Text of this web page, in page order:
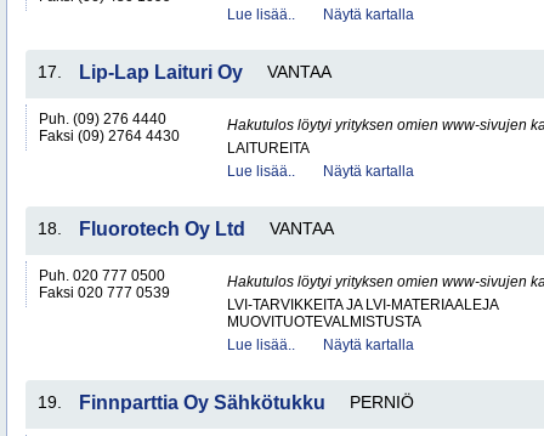
Lue lisää..
Näytä kartalla
17. Lip-Lap Laituri Oy VANTAA
Puh. (09) 276 4440
Faksi (09) 2764 4430
Hakutulos löytyi yrityksen omien www-sivujen
LAITUREITA
Lue lisää..
Näytä kartalla
18. Fluorotech Oy Ltd VANTAA
Puh. 020 777 0500
Faksi 020 777 0539
Hakutulos löytyi yrityksen omien www-sivujen
LVI-TARVIKKEITA JA LVI-MATERIAALEJA
MUOVITUOTEVALMISTUSTA
Lue lisää..
Näytä kartalla
19. Finnparttia Oy Sähkötukku PERNIÖ